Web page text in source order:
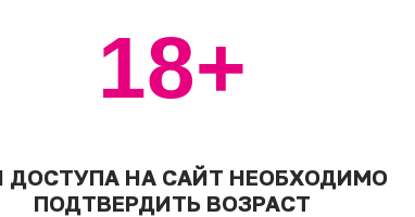
– окислению
коричневым, но после
в
осадоки сусло вновь
защитить вино от
горчинки.
который в присутствии
воды. Этот процесс необратим,
ДОСТУПА НА САЙТ НЕОБХОДИМО
ПОДТВЕРДИТЬ ВОЗРАСТ
18+